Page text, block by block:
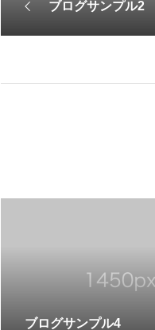
ブログサンプル2
ブログサンプル4